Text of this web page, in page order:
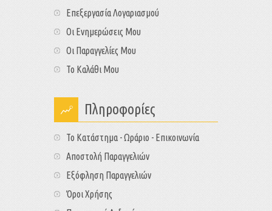
Επεξεργασία Λογαριασμού
Οι Ενημερώσεις Μου
Οι Παραγγελίες Μου
Το Καλάθι Μου
Πληροφορίες
Το Κατάστημα - Ωράριο - Επικοινωνία
Αποστολή Παραγγελιών
Εξόφληση Παραγγελιών
Όροι Χρήσης